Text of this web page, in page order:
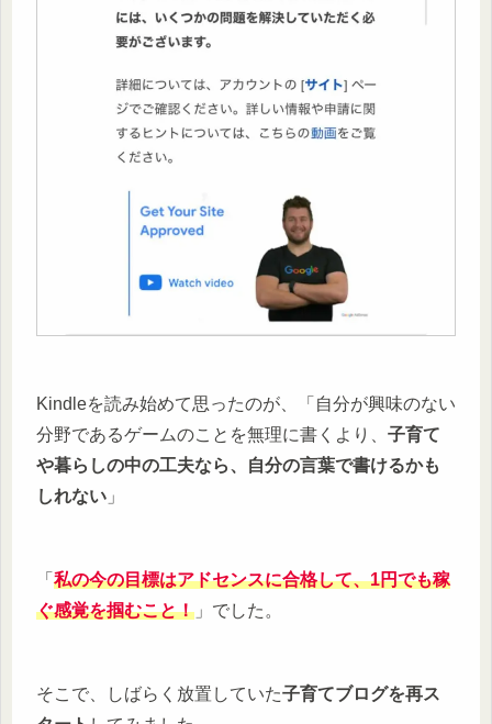
Kindleを読み始めて思ったのが、「自分が興味のない
分野であるゲームのことを無理に書くより、 子育て
や暮らしの中の工夫なら、自分の言葉で書けるかも
しれない 」
「 私の今の目標はアドセンスに合格して、1円でも稼
ぐ感覚を掴むこと！ 」でした。
そこで、しばらく放置していた子育てブログを再ス